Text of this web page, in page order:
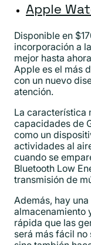
Apple
Disponible en
incorporación a
mejor hasta
Apple es el más
con un nuevo
atención.
La característica
capacidades de
como un
actividades al
cuando se
Bluetooth Low
transmisión de
Además, hay
almacenamiento
rápida que las
será más fácil